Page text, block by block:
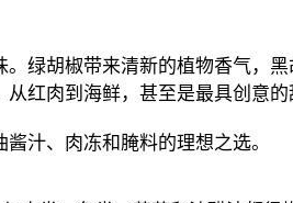
绿胡椒带来清新的植物香气，
红肉到海鲜，甚至是最具创意
汁、肉冻和腌料的理想之选。